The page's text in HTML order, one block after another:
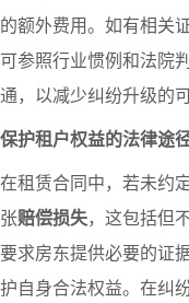
的额外费用。如有相关
可参照行业惯例和法院
通，以减少纠纷升级的
保护租户权益的法律途
在租赁合同中，若未约
张赔偿损失，这包括但
要求房东提供必要的证
护自身合法权益。在纠